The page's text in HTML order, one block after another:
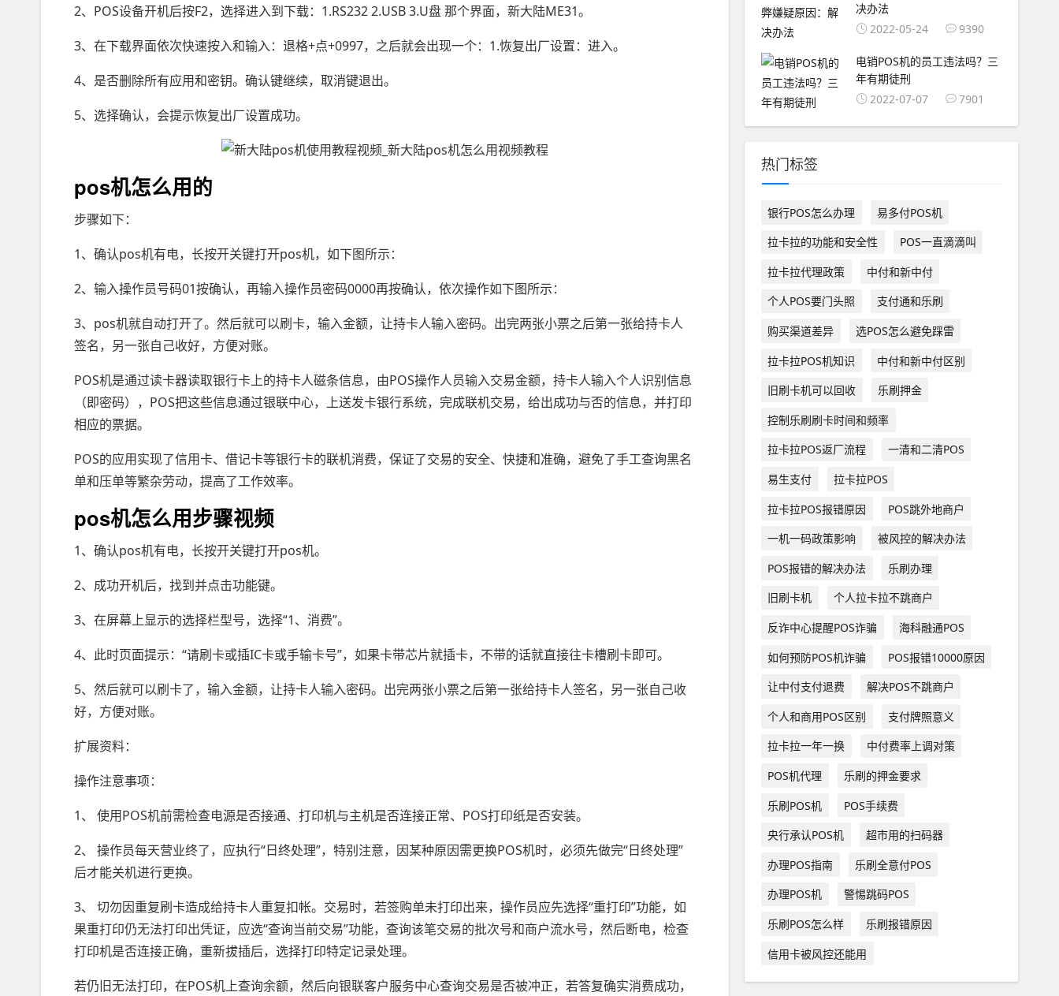
2、POS设备开机后按F2，选择进入到下载：1.RS232 2.USB 3.U盘 那个界面，新大陆ME31。
3、在下载界面依次快速按入和输入：退格+点+0997，之后就会出现一个：1.恢复出厂设置：进入。
4、是否删除所有应用和密钥。确认键继续，取消键退出。
5、选择确认，会提示恢复出厂设置成功。
pos机怎么用的
步骤如下：
1、确认pos机有电，长按开关键打开pos机，如下图所示：
2、输入操作员号码01按确认，再输入操作员密码0000再按确认，依次操作如下图所示：
3、pos机就自动打开了。然后就可以刷卡，输入金额，让持卡人输入密码。出完两张小票之后第一张给持卡人
签名，另一张自己收好，方便对账。
POS机是通过读卡器读取银行卡上的持卡人磁条信息，由POS操作人员输入交易金额，持卡人输入个人识别信息
（即密码），POS把这些信息通过银联中心，上送发卡银行系统，完成联机交易，给出成功与否的信息，并打印
相应的票据。
POS的应用实现了信用卡、借记卡等银行卡的联机消费，保证了交易的安全、快捷和准确，避免了手工查询黑名
单和压单等繁杂劳动，提高了工作效率。
pos机怎么用步骤视频
1、确认pos机有电，长按开关键打开pos机。
2、成功开机后，找到并点击功能键。
3、在屏幕上显示的选择栏型号，选择“1、消费”。
4、此时页面提示：“请刷卡或插IC卡或手输卡号”，如果卡带芯片就插卡，不带的话就直接往卡槽刷卡即可。
5、然后就可以刷卡了，输入金额，让持卡人输入密码。出完两张小票之后第一张给持卡人签名，另一张自己收
好，方便对账。
扩展资料：
操作注意事项：
1、 使用POS机前需检查电源是否接通、打印机与主机是否连接正常、POS打印纸是否安装。
2、 操作员每天营业终了，应执行“日终处理”，特别注意，因某种原因需更换POS机时，必须先做完“日终处理”
后才能关机进行更换。
3、 切勿因重复刷卡造成给持卡人重复扣帐。交易时，若签购单未打印出来，操作员应先选择“重打印”功能，如
果重打印仍无法打印出凭证，应选“查询当前交易”功能，查询该笔交易的批次号和商户流水号，然后断电，检查
打印机是否连接正确，重新拔插后，选择打印特定记录处理。
若仍旧无法打印，在POS机上查询余额，然后向银联客户服务中心查询交易是否被冲正，若答复确实消费成功，
决办法
2022-05-24
9390
电销POS机的员工违法吗？三
年有期徒刑
2022-07-07
7901
热门标签
银行POS怎么办理
易多付POS机
拉卡拉的功能和安全性
POS一直滴滴叫
拉卡拉代理政策
中付和新中付
个人POS要门头照
支付通和乐刷
购买渠道差异
选POS怎么避免踩雷
拉卡拉POS机知识
中付和新中付区别
旧刷卡机可以回收
乐刷押金
控制乐刷刷卡时间和频率
拉卡拉POS返厂流程
一清和二清POS
易生支付
拉卡拉POS
拉卡拉POS报错原因
POS跳外地商户
一机一码政策影响
被风控的解决办法
POS报错的解决办法
乐刷办理
旧刷卡机
个人拉卡拉不跳商户
反诈中心提醒POS诈骗
海科融通POS
如何预防POS机诈骗
POS报错10000原因
让中付支付退费
解决POS不跳商户
个人和商用POS区别
支付牌照意义
拉卡拉一年一换
中付费率上调对策
POS机代理
乐刷的押金要求
乐刷POS机
POS手续费
央行承认POS机
超市用的扫码器
办理POS指南
乐刷全意付POS
办理POS机
警惕跳码POS
乐刷POS怎么样
乐刷报错原因
信用卡被风控还能用